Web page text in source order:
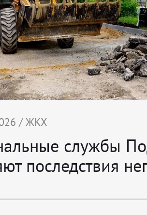
/ ЖКХ
службы
последствия